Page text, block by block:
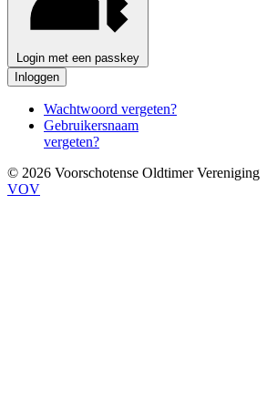
Login met een passkey
Inloggen
Wachtwoord vergeten?
Gebruikersnaam
vergeten?
© 2026 Voorschotense Oldtimer Vereniging
VOV